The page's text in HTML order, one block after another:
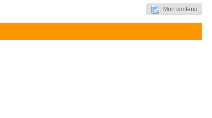
Mon contenu